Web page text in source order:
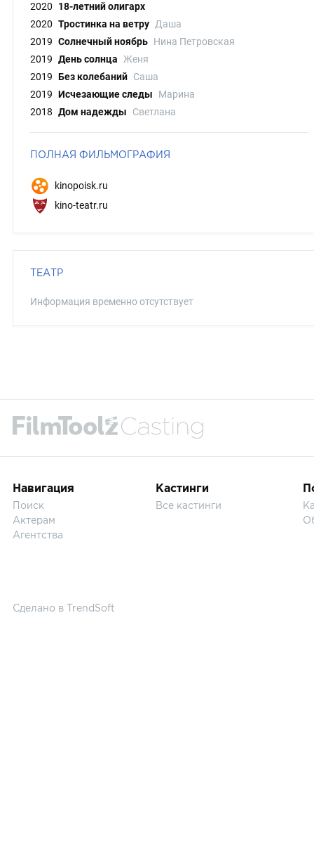
2020
18-летний олигарх
2020 Тростинка на ветру Даша
2019 Солнечный ноябрь Нина Петровская
2019 День солнца
Женя
2019 Без колебаний Саша
2019 Исчезающие следы
Марина
2018 Дом надежды Светлана
ПОЛНАЯ ФИЛЬМОГРАФИЯ
kinopoisk.ru
kino-teatr.ru
ТЕАТР
Информация временно отсутствует
Навигация
Поиск
Актерам
Агентства
Кастинги
Все кастинги
Сделано в TrendSoft